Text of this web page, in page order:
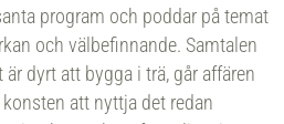
program och poddar på temat
och välbefinnande. Samtalen
dyrt att bygga i trä, går affären
att nyttja det redan